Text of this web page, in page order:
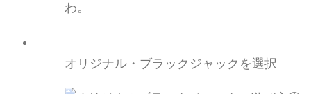
わ。
オリジナル・ブラックジャックを選択